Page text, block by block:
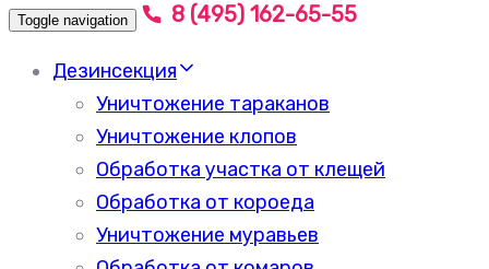
Toggle navigation 8 (495) 162-65-55
Дезинсекция
Уничтожение тараканов
Уничтожение клопов
Обработка участка от клещей
Обработка от короеда
Уничтожение муравьев